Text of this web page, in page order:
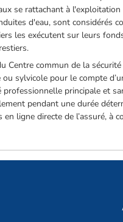
se rattachant à
d'eau, sont
les exécutent sur leurs
Centre commun de la
sylvicole pour le compte
professionnelle principale et
pendant une durée
ligne directe de l’assuré, à